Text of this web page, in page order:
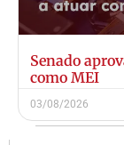
Senado
como MEI
03/08/2026